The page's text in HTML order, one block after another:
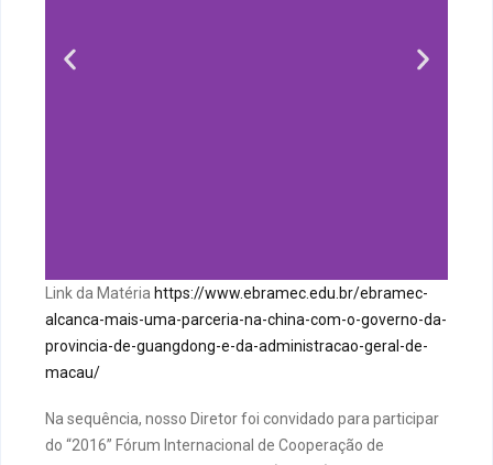
Link da Matéria https://www.ebramec.edu.br/ebramec-
alcanca-mais-uma-parceria-na-china-com-o-governo-da-
provincia-de-guangdong-e-da-administracao-geral-de-
macau/
Na sequência, nosso Diretor foi convidado para participar
do “2016” Fórum Internacional de Cooperação de